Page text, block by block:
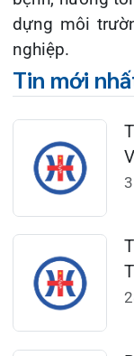
Đặt lịch khám
124 Nguyễn
Chân, Hải
0225-3955 888
0225-3951 115